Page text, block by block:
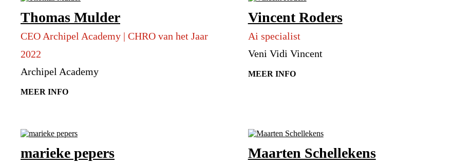
Thomas Mulder
CEO Archipel Academy | CHRO van het Jaar
2022
Archipel Academy
MEER INFO
Vincent Roders
Ai specialist
Veni Vidi Vincent
MEER INFO
marieke pepers Maarten Schellekens